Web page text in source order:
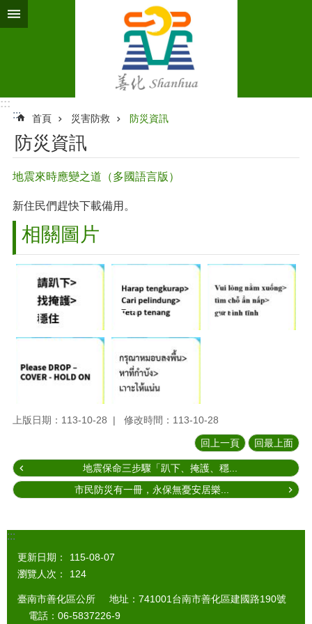
跳到主要內容區塊
:::
:::
首頁 災害防救 防災資訊
防災資訊
地震來時應變之道（多國語言版）
新住民們趕快下載備用。
相關圖片
上版日期：113-10-28 修改時間：113-10-28
回上一頁 回最上面
地震保命三步驟「趴下、掩護、穩...
市民防災有一冊，永保無憂安居樂...
:::
更新日期：
115-08-07
瀏覽人次：
124
臺南市善化區公所 地址：741001台南市善化區建國路190號
電話：06-5837226-9